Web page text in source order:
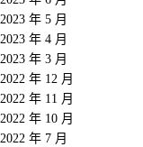
2023 年 5 月
2023 年 4 月
2023 年 3 月
2022 年 12 月
2022 年 11 月
2022 年 10 月
2022 年 7 月